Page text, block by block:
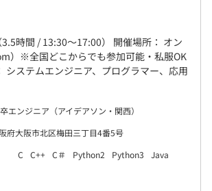
時間 / 13:30～17:00） 開催場所： オン
）※全国どこからでも参加可能・私服OK
システムエンジニア、プログラマー、応用
エンジニア（アイデアソン・関西）
府大阪市北区梅田三丁目4番5号
C C++ C＃ Python2 Python3
Java